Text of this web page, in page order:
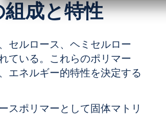
成と特性
セルロース、ヘミセルロー
ている。これらのポリマー
エネルギー的特性を決定する
スポリマーとして固体マトリ